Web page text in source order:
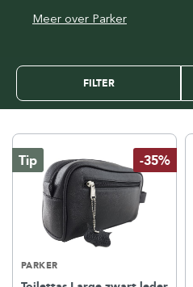
Meer over Parker
FILTER
-35%
Tip
PARKER